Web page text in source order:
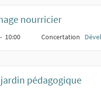
nourricier
10:00 Concertation
pédagogique